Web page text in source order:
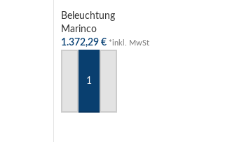
Beleuchtung
Marinco
1.372,29 € *inkl. MwSt